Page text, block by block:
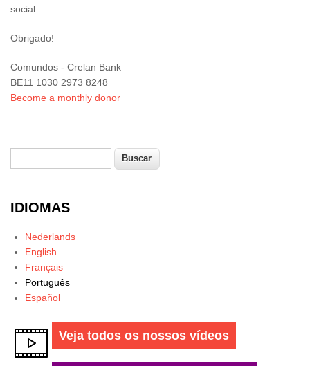
social.
Obrigado!
Comundos - Crelan Bank
BE11 1030 2973 8248
Become a monthly donor
Formulário de busca
IDIOMAS
Nederlands
English
Français
Português
Español
Veja todos os nossos vídeos